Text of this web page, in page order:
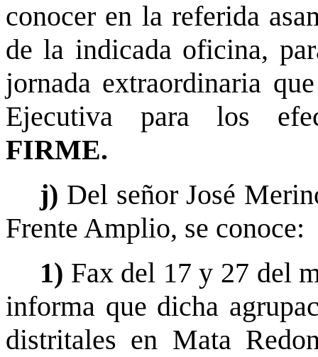
conocer en la referida
de la indicada oficina,
jornada extraordinaria
Ejecutiva para los
FIRME.
j) Del señor José
Frente Amplio, se conoce:
1) Fax del 17 y 27 del
informa que dicha
distritales en Mata